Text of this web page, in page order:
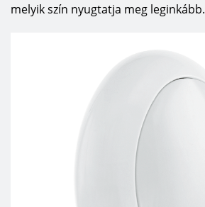
melyik szín nyugtatja meg leginkább.